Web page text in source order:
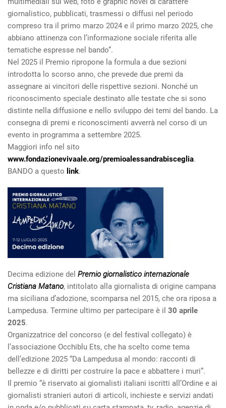
giornalistico, pubblicati, trasmessi o diffusi nel periodo
compreso tra il primo marzo 2024 e il primo marzo 2025, che
abbiano attinenza con l’informazione sociale riferita alle
tematiche espresse nel bando”.
Nel 2025 il Premio ripropone la formula a due sezioni
introdotta lo scorso anno, che prevede due premi da
assegnare ai vincitori delle rispettive sezioni. Nonché un
riconoscimento speciale destinato alle testate che si sono
distinte nella diffusione e nello sviluppo dei temi del bando. La
consegna di premi e riconoscimenti avverrà nel corso di un
evento in programma a settembre 2025.
Maggiori info nel sito
www.fondazionevivaale.org/premioalessandrabisceglia.
BANDO a questo link.
Decima edizione del Premio giornalistico internazionale
Cristiana Matano, intitolato alla giornalista di origine campana
ma siciliana d’adozione, scomparsa nel 2015, che ora riposa a
Lampedusa. Termine ultimo per partecipare è il 30 aprile
2025.
Organizzatrice del concorso (e del festival collegato) è
l’associazione Occhiblu Ets, che ha scelto come tema
dell’edizione 2025 “Da Lampedusa al mondo: racconti di
bellezze e di diritti per costruire la pace e abbattere i muri”.
Il premio “è riservato ai giornalisti italiani iscritti all’Ordine e ai
giornalisti stranieri autori di articoli, inchieste e servizi andati